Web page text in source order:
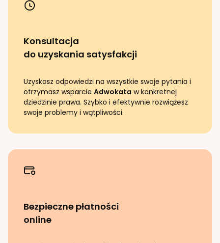
Konsultacja
do uzyskania satysfakcji
Uzyskasz odpowiedzi na wszystkie swoje pytania i
otrzymasz wsparcie Adwokata w konkretnej
dziedzinie prawa. Szybko i efektywnie rozwiążesz
swoje problemy i wątpliwości.
Bezpieczne płatności
online